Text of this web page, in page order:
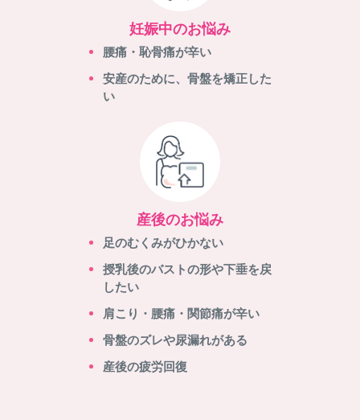
妊娠中のお悩み
腰痛・恥骨痛が辛い
安産のために、骨盤を矯正した
い
産後のお悩み
足のむくみがひかない
授乳後のバストの形や下垂を戻
したい
肩こり・腰痛・関節痛が辛い
骨盤のズレや尿漏れがある
産後の疲労回復